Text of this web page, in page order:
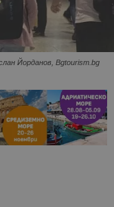
Йорданов, Bgtourism.bg